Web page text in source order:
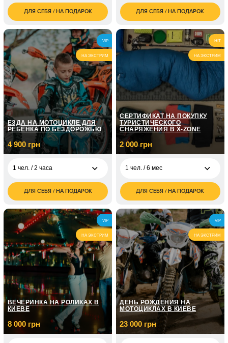
2 500
грн
ДЛЯ СЕБЯ / НА ПОДАРОК
5 000
грн
2 чел. / 2 часа
9 200
грн
ДЛЯ СЕБЯ / НА ПОДАРОК
VIP
НА ЭКСТРИМ
ЕЗДА НА МОТОЦИКЛЕ ДЛЯ
РЕБЕНКА ПО БЕЗДОРОЖЬЮ
4 900 грн
1 чел. / 2 часа
4 900
грн
ДЛЯ СЕБЯ / НА ПОДАРОК
HIT
НА ЭКСТРИМ
СЕРТИФИКАТ НА ПОКУПКУ
ТУРИСТИЧЕСКОГО
СНАРЯЖЕНИЯ В X-ZONE
2 000 грн
1 чел. / 6 мес
2 000
грн
1 чел. /
3 000
грн
1 чел. /
5 000
грн
1 чел. /
10 000
грн
ДЛЯ СЕБЯ / НА ПОДАРОК
VIP
НА ЭКСТРИМ
ВЕЧЕРИНКА НА РОЛИКАХ В
КИЕВЕ
8 000 грн
VIP
НА ЭКСТРИМ
ДЕНЬ РОЖДЕНИЯ НА
МОТОЦИКЛАХ В КИЕВЕ
23 000 грн